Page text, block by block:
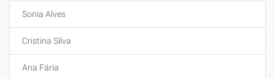
Sonia Alves
Cristina Silva
Ana Fária